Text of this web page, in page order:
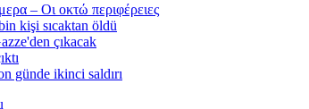
– Οι οκτώ περιφέρειες
kişi sıcaktan öldü
çıkacak
günde ikinci saldırı